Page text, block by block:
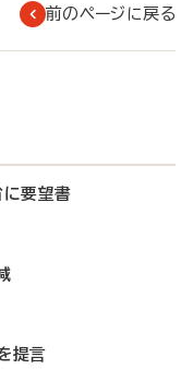
前のページに戻る
に要望書
提言